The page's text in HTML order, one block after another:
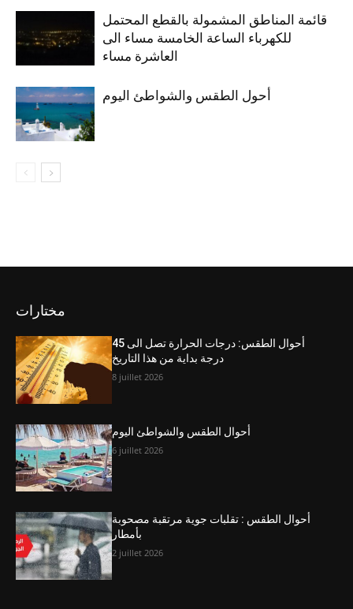
قائمة المناطق المشمولة بالقطع المحتمل
للكهرباء الساعة الخامسة مساء الى
العاشرة مساء
أحول الطقس والشواطئ اليوم
مختارات
أحوال الطقس: درجات الحرارة تصل الى 45
درجة بداية من هذا التاريخ
8 juillet 2026
أحوال الطقس والشواطئ اليوم
6 juillet 2026
أحوال الطقس : تقلبات جوية مرتقبة مصحوبة
بأمطار
2 juillet 2026